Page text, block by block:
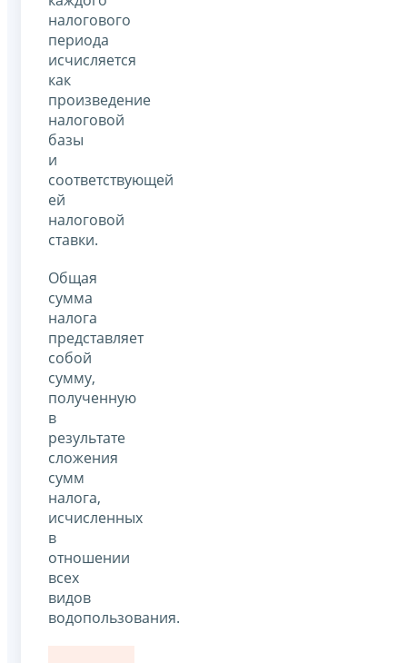
налогового
периода
исчисляется
как
произведение
налоговой
базы
и
соответствующей
ей
налоговой
ставки.
Общая
сумма
налога
представляет
собой
сумму,
полученную
в
результате
сложения
сумм
налога,
исчисленных
в
отношении
всех
видов
водопользования.